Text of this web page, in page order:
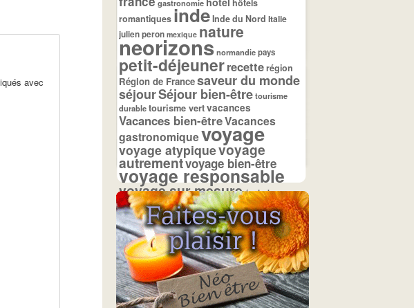
avec
gastronomie
hôtels
romantiquesindeInde du Nord Italie
julien peron mexique nature
neorizons normandie pays
petit-déjeunerrecetterégion
Région de Francesaveur du monde
séjourSéjour bien-être tourisme
durable tourisme vertvacances
Vacances bien-êtreVacances
gastronomiquevoyage
voyage atypiquevoyage
autrementvoyage bien-être
voyage responsable
voyage sur mesureécolodge